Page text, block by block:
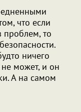
что если
проблем, то
ничего
может, и он
А на самом